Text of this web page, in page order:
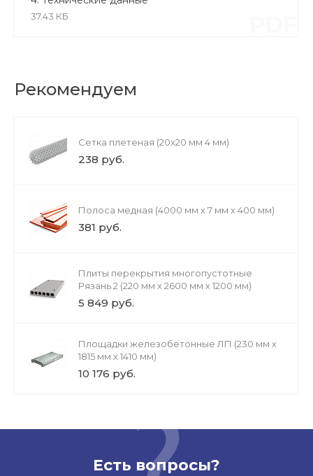
37.43 КБ
Рекомендуем
Сетка плетеная (20х20 мм 4 мм)
238 руб.
Полоса медная (4000 мм х 7 мм х 400 мм)
381 руб.
Плиты перекрытия многопустотные
Рязань 2 (220 мм х 2600 мм х 1200 мм)
5 849 руб.
Площадки железобетонные ЛП (230 мм х
1815 мм х 1410 мм)
10 176 руб.
Есть вопросы?